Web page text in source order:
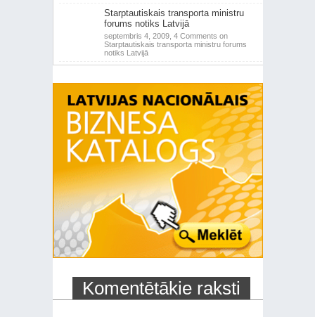
Starptautiskais transporta ministru
forums notiks Latvijā
septembris 4, 2009, 4 Comments on
Starptautiskais transporta ministru forums
notiks Latvijā
Komentētākie raksti